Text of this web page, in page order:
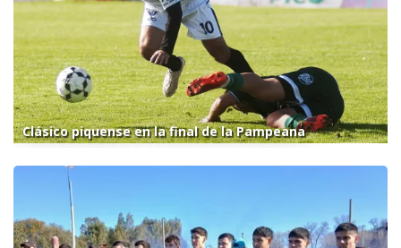
Clásico piquense en la final de la Pampeana